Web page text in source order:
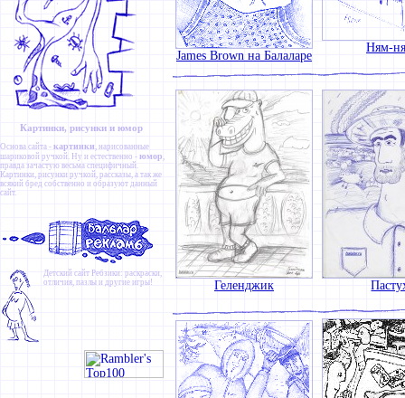
Картинки, рисунки и юмор
Основа сайта - картинки , нарисованные
шариковой ручкой. Ну и естественно - юмор ,
правда зачастую весьма специфичный.
Картинки, рисунки ручкой, рассказы, а так же
всякий бред собственно и образуют данный
сайт.
Детский сайт Ребзики: раскраски,
отличия, пазлы и другие игры!
James Brown на Балаларе
Ням-
Геленджик